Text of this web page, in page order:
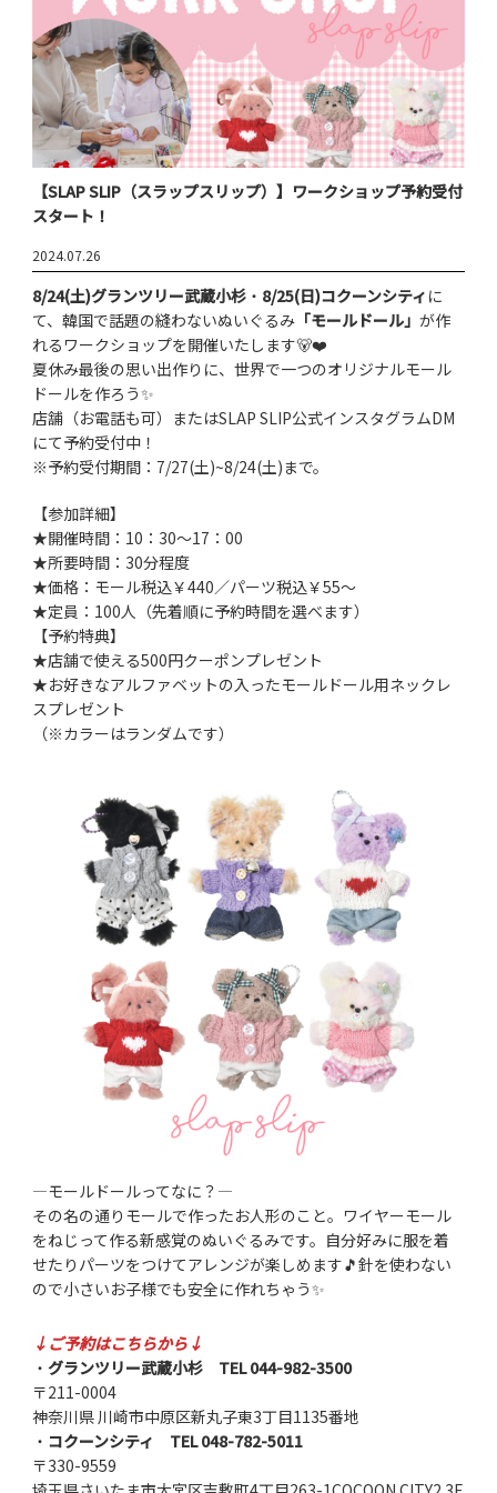
【SLAP SLIP（スラップスリップ）】ワークショップ予約受付
スタート！
2024.07.26
8/24(土)グランツリー武蔵小杉 ・ 8/25(日)コクーンシティ に
て、韓国で話題の縫わないぬいぐるみ 「モールドール」が作
れるワークショップを開催いたします🐻❤️
夏休み最後の思い出作りに、世界で一つのオリジナルモール
ドールを作ろう✨
店舗（お電話も可）またはSLAP SLIP公式インスタグラムDM
にて予約受付中！
※予約受付期間：7/27(土)~8/24(土)まで。
【参加詳細】
★開催時間：10：30～17：00
★所要時間：30分程度
★価格：モール税込￥440／パーツ税込￥55～
★定員：100人（先着順に予約時間を選べます）
【予約特典】
★店舗で使える500円クーポンプレゼント
★お好きなアルファベットの入ったモールドール用ネックレ
スプレゼント
（※カラーはランダムです）
―モールドールってなに？―
その名の通りモールで作ったお人形のこと。ワイヤーモール
をねじって作る新感覚のぬいぐるみです。自分好みに服を着
せたりパーツをつけてアレンジが楽しめます🎵針を使わない
ので小さいお子様でも安全に作れちゃう✨
↓ご予約はこちらから↓
・グランツリー武蔵小杉
TEL 044-982-3500
〒211-0004
神奈川県 川崎市中原区新丸子東3丁目1135番地
・ コクーンシティ
TEL 048-782-5011
〒330-9559